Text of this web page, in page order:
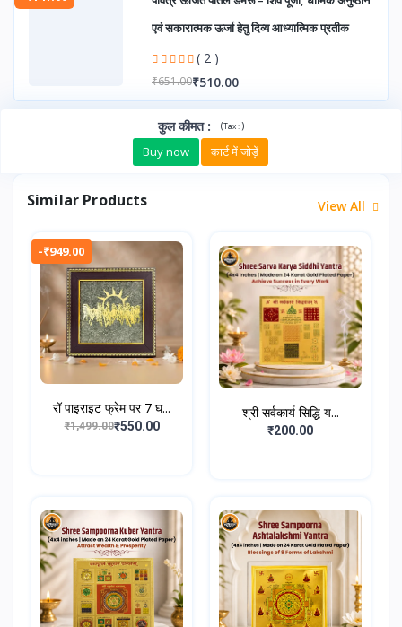
एवं सकारात्मक ऊर्जा हेतु दिव्य आध्यात्मिक प्रतीक
( 2 )
₹651.00₹510.00
कुल कीमत: (Tax :)
Buy now कार्ट में जोड़ें
Similar Products View All
-₹949.00
रॉ पाइराइट फ्रेम पर 7 घ...
₹1,499.00₹550.00
श्री सर्वकार्य सिद्धि य...
₹200.00